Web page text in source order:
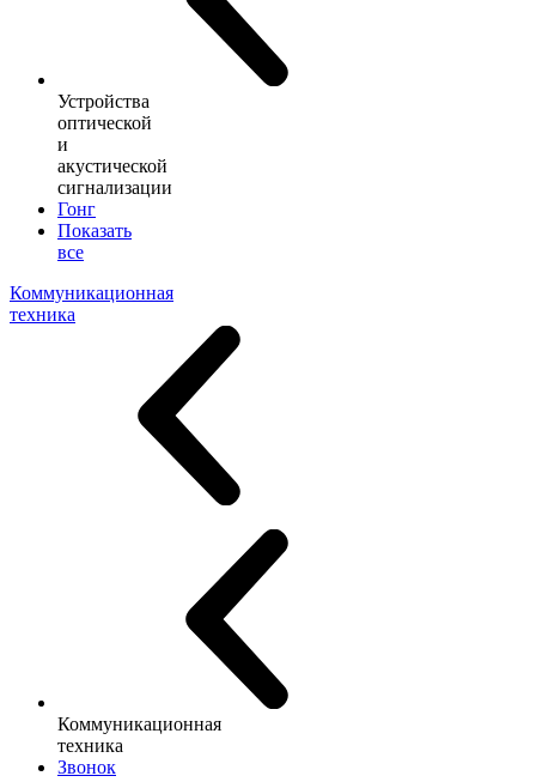
Устройства
оптической
и
акустической
сигнализации
Гонг
Показать
все
Коммуникационная
техника
Коммуникационная
техника
Звонок